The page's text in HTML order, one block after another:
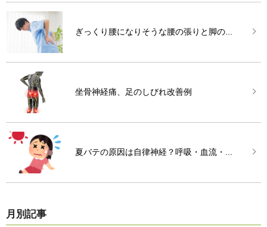
ぎっくり腰になりそうな腰の張りと脚の...
坐骨神経痛、足のしびれ改善例
夏バテの原因は自律神経？呼吸・血流・...
月別記事